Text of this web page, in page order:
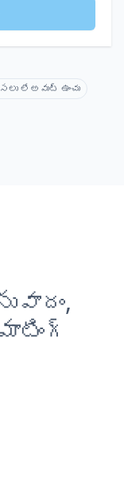
లేఅవుట్ ఉంచు